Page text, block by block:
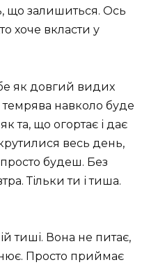
що залишиться. Ось
хоче вкласти у
як довгий видих
навколо буде
та, що огортає і дає
весь день,
будеш. Без
Тільки ти і тиша.
тиші. Вона не питає,
Просто приймає